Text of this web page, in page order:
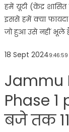
हमें यूटी (केंद्र शासित
इससे हमें क्या
जो हुआ उसे नहीं भूले
18 Sept 20249:46:59
Jammu
Phase 1
बजे तक